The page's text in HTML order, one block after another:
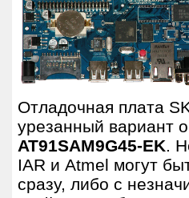
Отладочная плата
урезанный вариант
AT91SAM9G45-EK.
IAR и Atmel могут
сразу, либо с